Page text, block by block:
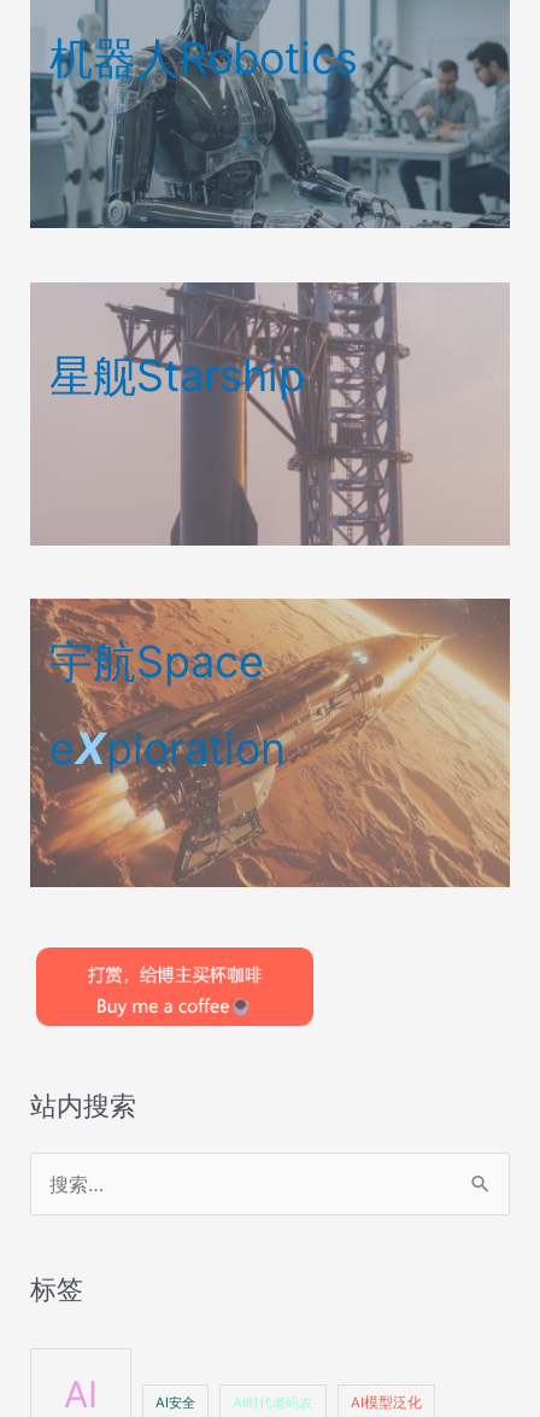
机器人Robotics
星舰Starship
宇航Space
eXploration
站内搜索
索
标签
AI AI安全 AI时代老码农 AI模型泛化